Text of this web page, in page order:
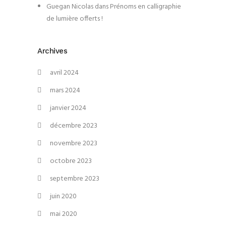
Guegan NicolasdansPrénoms en calligraphie
de lumière offerts !
Archives
avril 2024
mars 2024
janvier 2024
décembre 2023
novembre 2023
octobre 2023
septembre 2023
juin 2020
mai 2020